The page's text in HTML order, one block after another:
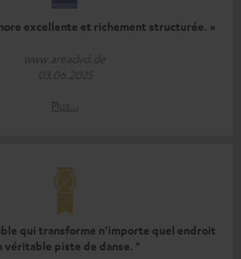
excellente et richement structurée. »
www.areadvd.de
03.06.2025
Plus…
qui transforme n’importe quel endroit
véritable piste de danse. "